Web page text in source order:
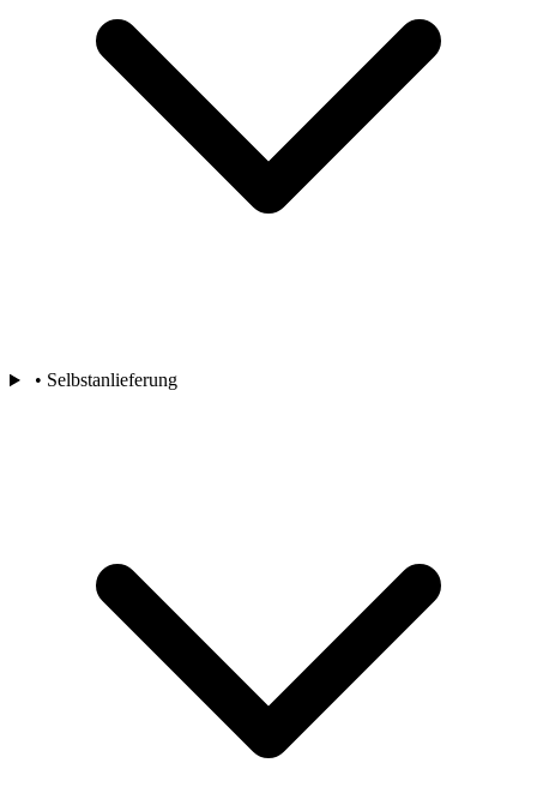
• Selbstanlieferung